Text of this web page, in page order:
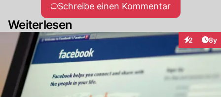
Schreibe einen Kommentar
Weiterlesen
2 8y